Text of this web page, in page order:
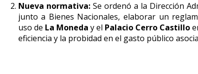
Nueva normativa:Se ordenó a la Dirección
junto a Bienes Nacionales, elaborar un
uso de La Moneda y el Palacio Cerro Castillo
eficiencia y la probidad en el gasto público